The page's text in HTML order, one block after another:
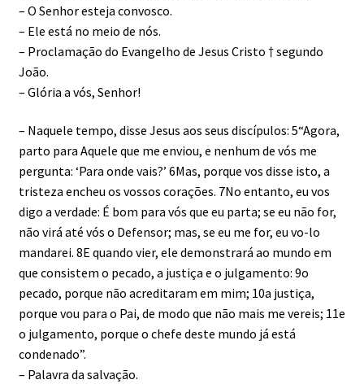
– O Senhor esteja convosco.
– Ele está no meio de nós.
– Proclamação do Evangelho de Jesus Cristo † segundo
João.
– Glória a vós, Senhor!
– Naquele tempo, disse Jesus aos seus discípulos: 5“Agora,
parto para Aquele que me enviou, e nenhum de vós me
pergunta: ‘Para onde vais?’ 6Mas, porque vos disse isto, a
tristeza encheu os vossos corações. 7No entanto, eu vos
digo a verdade: É bom para vós que eu parta; se eu não for,
não virá até vós o Defensor; mas, se eu me for, eu vo-lo
mandarei. 8E quando vier, ele demonstrará ao mundo em
que consistem o pecado, a justiça e o julgamento: 9o
pecado, porque não acreditaram em mim; 10a justiça,
porque vou para o Pai, de modo que não mais me vereis; 11e
o julgamento, porque o chefe deste mundo já está
condenado”.
– Palavra da salvação.